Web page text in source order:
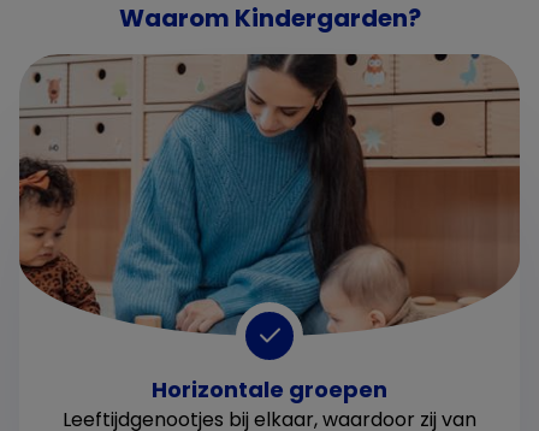
Waarom Kindergarden?
Horizontale groepen
Leeftijdgenootjes bij elkaar, waardoor zij van